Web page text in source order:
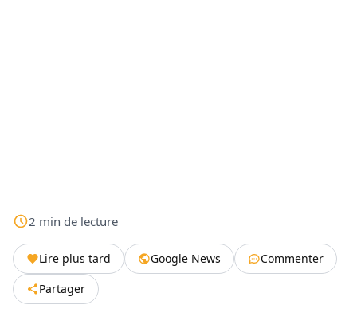
2 min de lecture
Lire plus tard Google News
Commenter
Partager